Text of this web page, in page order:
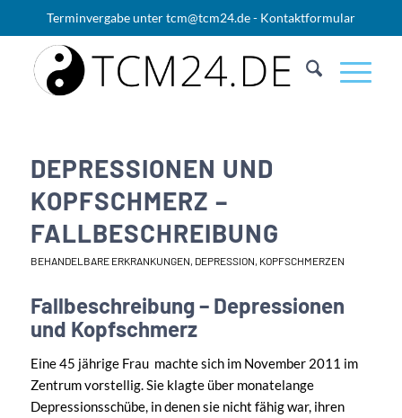
Terminvergabe untertcm@tcm24.de- Kontaktformular
DEPRESSIONEN UND
KOPFSCHMERZ –
FALLBESCHREIBUNG
BEHANDELBARE ERKRANKUNGEN, DEPRESSION, KOPFSCHMERZEN
Fallbeschreibung – Depressionen
und Kopfschmerz
Eine 45 jährige Frau machte sich im November 2011 im
Zentrum vorstellig. Sie klagte über monatelange
Depressionsschübe, in denen sie nicht fähig war, ihren